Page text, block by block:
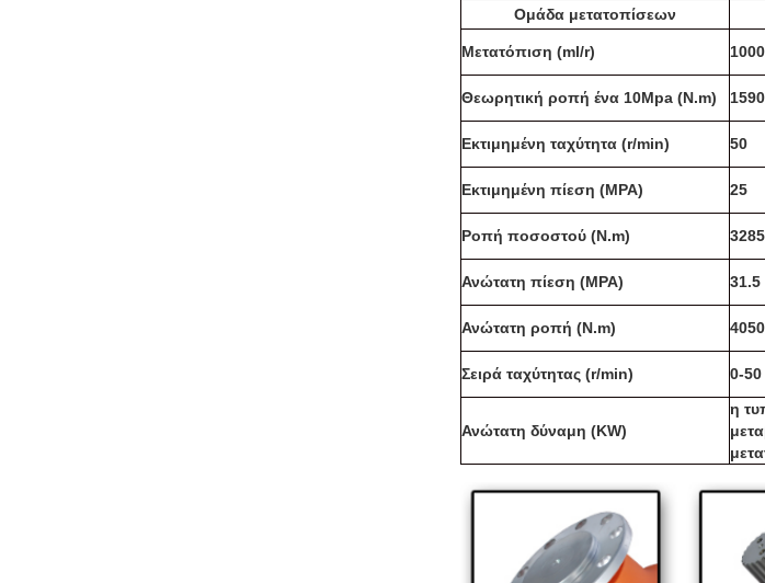
Ομάδα μετατοπίσεων
Μετατόπιση (ml/r)
Θεωρητική ροπή ένα 10Mpa (N.m)
Εκτιμημένη ταχύτητα (r/min) 50
Εκτιμημένη πίεση (MPA) 25
Ροπή ποσοστού (N.m)
Ανώτατη πίεση (MPA) 31.5
Ανώτατη ροπή (N.m)
Σειρά ταχύτητας (r/min) 0-50
Ανώτατη δύναμη (KW)
η